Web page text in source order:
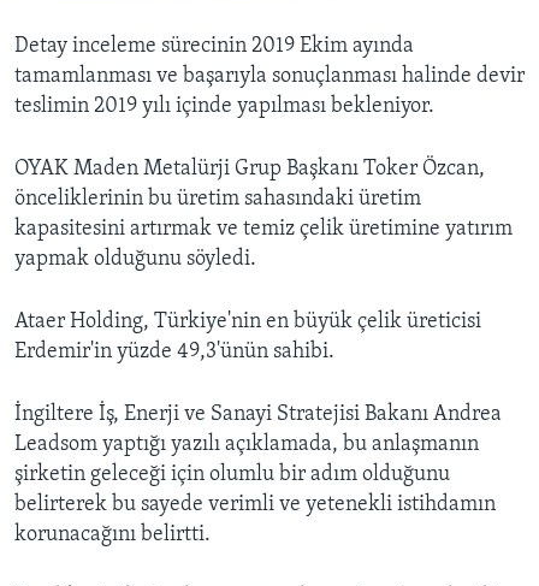
Detay inceleme sürecinin 2019 Ekim ayında
tamamlanması ve başarıyla sonuçlanması halinde devir
teslimin 2019 yılı içinde yapılması bekleniyor.
OYAK Maden Metalürji Grup Başkanı Toker Özcan,
önceliklerinin bu üretim sahasındaki üretim
kapasitesini artırmak ve temiz çelik üretimine yatırım
yapmak olduğunu söyledi.
Ataer Holding, Türkiye'nin en büyük çelik üreticisi
Erdemir'in yüzde 49,3'ünün sahibi.
İngiltere İş, Enerji ve Sanayi Stratejisi Bakanı Andrea
Leadsom yaptığı yazılı açıklamada, bu anlaşmanın
şirketin geleceği için olumlu bir adım olduğunu
belirterek bu sayede verimli ve yetenekli istihdamın
korunacağını belirtti.